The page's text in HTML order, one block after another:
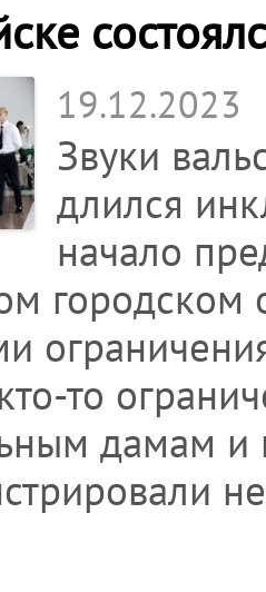
19.12.2023
Звуки
длился
начало
то
дамам и